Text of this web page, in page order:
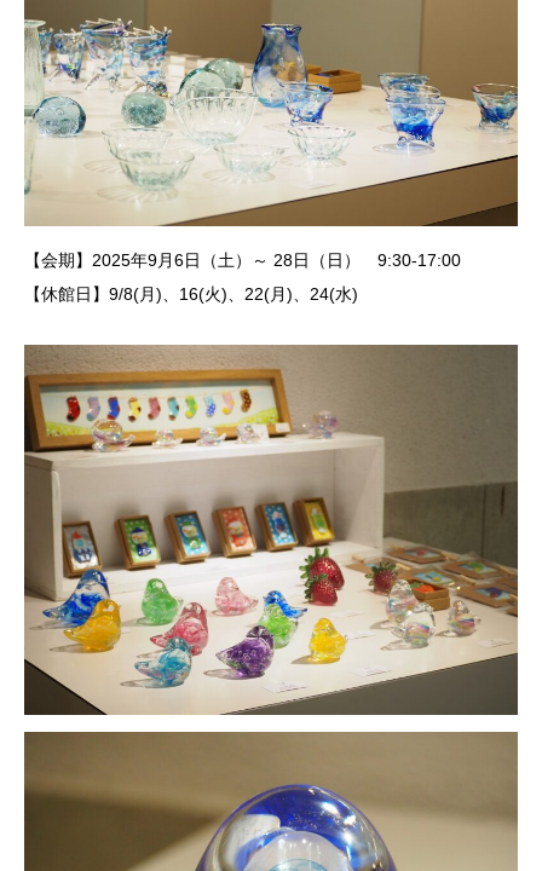
【会期】2025年9月6日（土）～ 28日（日） 9:30-17:00
【休館日】9/8(月)、16(火)、22(月)、24(水)